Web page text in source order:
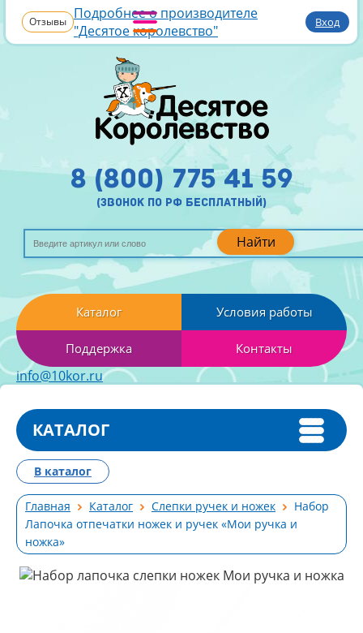
Отзывы Подробнее о производителе
"Десятое королевство"
Вход
Найти
8 (800) 775 41 59
(звонок по рф бесплатный)
Каталог Условия работы
Поддержка Контакты
info@10kor.ru
КАТАЛОГ
Главная Каталог Слепки ручек и ножек
Набор
Лапочка отпечатки ножек и ручек «Мои ручка и
ножка»
В каталог